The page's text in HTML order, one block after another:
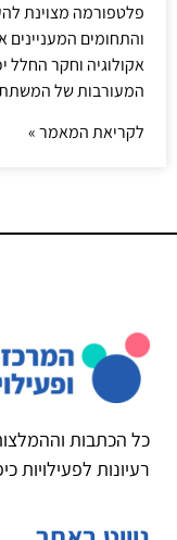
פלטפורמה מצוינת
והתחומים המעניינים
אקולוגיה וחקר החלל
המעורבות של
לקריאת המאמר »
כל הכתבות
רעיונות לפעילויות